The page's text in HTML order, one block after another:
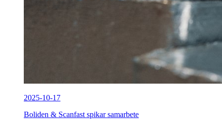
2025-10-17
Boliden & Scanfast spikar samarbete